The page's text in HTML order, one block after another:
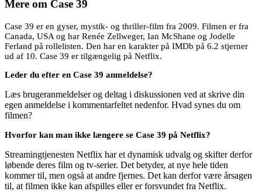
Mere om Case 39
Case 39 er en gyser, mystik- og thriller-film fra 2009. Filmen er fra
Canada, USA og har Renée Zellweger, Ian McShane og Jodelle
Ferland på rollelisten. Den har en karakter på IMDb på 6.2 stjerner
ud af 10. Case 39 er tilgængelig på Netflix.
Leder du efter en Case 39 anmeldelse?
Læs brugeranmeldelser og deltag i diskussionen ved at skrive din
egen anmeldelse i kommentarfeltet nedenfor. Hvad synes du om
filmen?
Hvorfor kan man ikke længere se Case 39 på Netflix?
Streamingtjenesten Netflix har et dynamisk udvalg og skifter derfor
løbende deres film og tv-serier. Det betyder, at nye hele tiden
kommer til, men også at andre fjernes. Det kan derfor være årsagen
til, at filmen ikke kan afspilles eller er forsvundet fra Netflix.